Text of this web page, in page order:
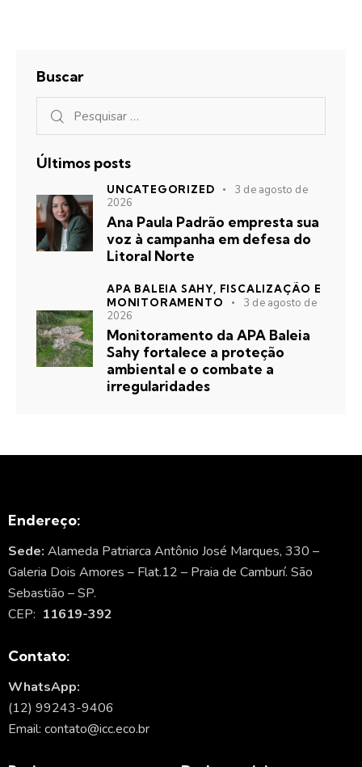
Buscar
Últimos posts
UNCATEGORIZED
3 de agosto de
2026
Ana Paula Padrão empresta sua
voz à campanha em defesa do
Litoral Norte
APA BALEIA SAHY, FISCALIZAÇÃO E
MONITORAMENTO
3 de agosto de
2026
Monitoramento da APA Baleia
Sahy fortalece a proteção
ambiental e o combate a
irregularidades
Endereço:
Sede: Alameda Patriarca Antônio José Marques, 330 –
Galeria Dois Amores – Flat.12 – Praia de Camburí. São
Sebastião – SP.
CEP: 11619-392
Contato:
WhatsApp:
(12) 99243-9406
Email: contato@icc.eco.br